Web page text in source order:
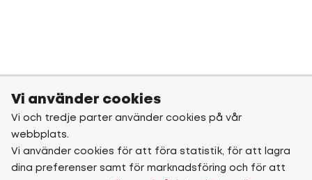
Vi använder cookies
Vi och tredje parter använder cookies på vår
webbplats.
Vi använder cookies för att föra statistik, för att lagra
dina preferenser samt för marknadsföring och för att